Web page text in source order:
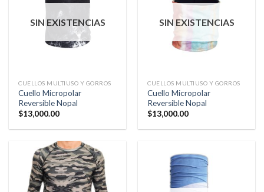
SIN EXISTENCIAS
CUELLOS MULTIUSO Y GORROS
Cuello Micropolar
Reversible Nopal
$13,000.00
SIN EXISTENCIAS
CUELLOS MULTIUSO Y GORROS
Cuello Micropolar
Reversible Nopal
$13,000.00